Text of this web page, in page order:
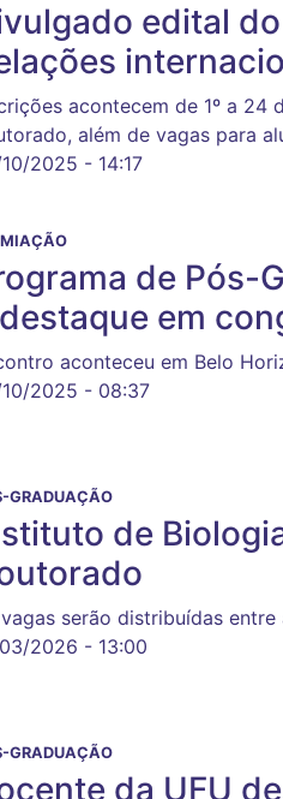
edital
acontecem de 1º a 24
além de vagas para
2025 - 14:17
de Pós-
em
aconteceu em Belo
2025 - 08:37
GRADUAÇÃO
de
serão distribuídas
2026 - 13:00
GRADUAÇÃO
da UFU